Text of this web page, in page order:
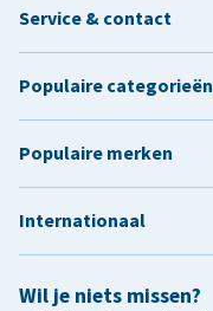
Wil je niets missen?
Service & contact
Populaire categorieën
Populaire merken
Internationaal